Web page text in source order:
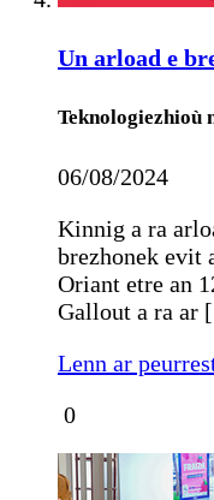
Un arload e
Teknologiezhioù
06/08/2024
Kinnig a ra
brezhonek evit
Oriant etre an
Gallout a ra ar
Lenn ar
0